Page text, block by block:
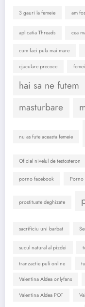
3 gauri la femeie am
aplicatia Threads cea
cum faci pula mai mare
ejaculare precoce
hai sa ne futem
masturbare
nu as fute aceasta femeie
Oficial nivelul de testosteron
porno facebook Porno
prostituate deghizate
sacrificiu uni barbat
sucul natural al pizdei
tranzactie puli online
Valentina Aldea onlyfans
Valentina Aldea POT